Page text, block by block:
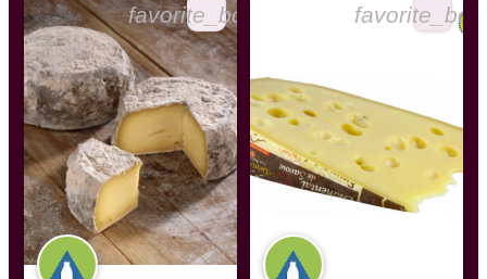
favorite_border